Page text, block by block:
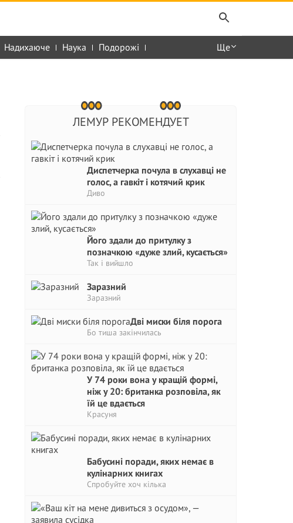
Надихаюче Наука Подорожі Ще
ЛЕМУР РЕКОМЕНДУЕТ
Диспетчерка почула в слухавці не
голос, а гавкіт і котячий крик
Диво
Його здали до притулку з
позначкою «дуже злий, кусається»
Так і вийшло
Заразний
Заразний
Дві миски біля порога
Бо тиша закінчилась
У 74 роки вона у кращій формі,
ніж у 20: британка розповіла, як
їй це вдається
Красуня
Бабусині поради, яких немає в
кулінарних книгах
Спробуйте хоч кілька